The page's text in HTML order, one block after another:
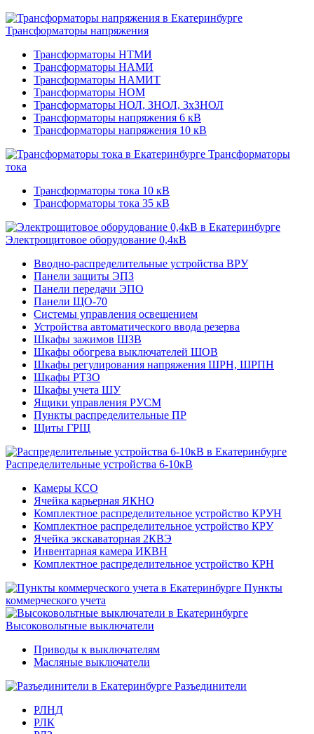
Трансформаторы напряжения
Трансформаторы НТМИ
Трансформаторы НАМИ
Трансформаторы НАМИТ
Трансформаторы НОМ
Трансформаторы НОЛ, ЗНОЛ, 3хЗНОЛ
Трансформаторы напряжения 6 кВ
Трансформаторы напряжения 10 кВ
Трансформаторы
тока
Трансформаторы тока 10 кВ
Трансформаторы тока 35 кВ
Электрощитовое оборудование 0,4кВ
Вводно-распределительные устройства ВРУ
Панели защиты ЭПЗ
Панели передачи ЭПО
Панели ЩО-70
Системы управления освещением
Устройства автоматического ввода резерва
Шкафы зажимов ШЗВ
Шкафы обогрева выключателей ШОВ
Шкафы регулирования напряжения ШРН, ШРПН
Шкафы РТЗО
Шкафы учета ШУ
Ящики управления РУСМ
Пункты распределительные ПР
Щиты ГРЩ
Распределительные устройства 6-10кВ
Камеры КСО
Ячейка карьерная ЯКНО
Комплектное распределительное устройство КРУН
Комплектное распределительное устройство КРУ
Ячейка экскаваторная 2КВЭ
Инвентарная камера ИКВН
Комплектное распределительное устройство КРН
Пункты
коммерческого учета
Высоковольтные выключатели
Приводы к выключателям
Масляные выключатели
Разъединители
РЛНД
РЛК